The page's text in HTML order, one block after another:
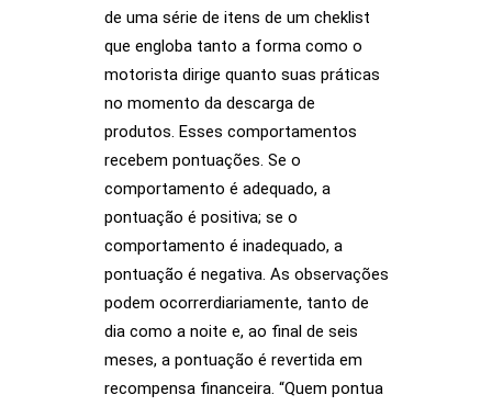
de uma série de itens de um cheklist
que engloba tanto a forma como o
motorista dirige quanto suas práticas
no momento da descarga de
produtos. Esses comportamentos
recebem pontuações. Se o
comportamento é adequado, a
pontuação é positiva; se o
comportamento é inadequado, a
pontuação é negativa. As observações
podem ocorrerdiariamente, tanto de
dia como a noite e, ao final de seis
meses, a pontuação é revertida em
recompensa financeira. “Quem pontua